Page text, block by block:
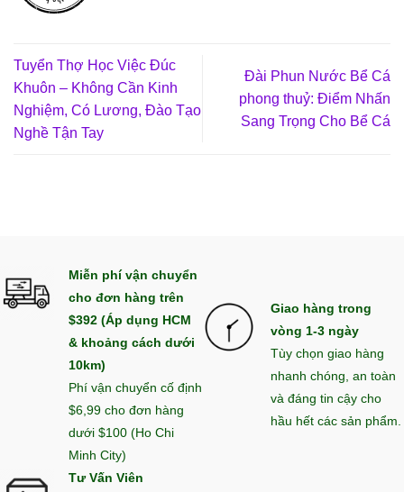
Tuyển Thợ Học Việc Đúc
Khuôn – Không Cần Kinh
Nghiệm, Có Lương, Đào Tạo
Nghề Tận Tay
Đài Phun Nước Bể Cá
phong thuỷ: Điểm Nhấn
Sang Trọng Cho Bể Cá
Miễn phí vận chuyển
cho đơn hàng trên
$392 (Áp dụng HCM
& khoảng cách dưới
10km)
Phí vận chuyển cố định
$6,99 cho đơn hàng
dưới $100 (Ho Chi
Minh City)
Giao hàng trong
vòng 1-3 ngày
Tùy chọn giao hàng
nhanh chóng, an toàn
và đáng tin cậy cho
hầu hết các sản phẩm.
Tư Vấn Viên